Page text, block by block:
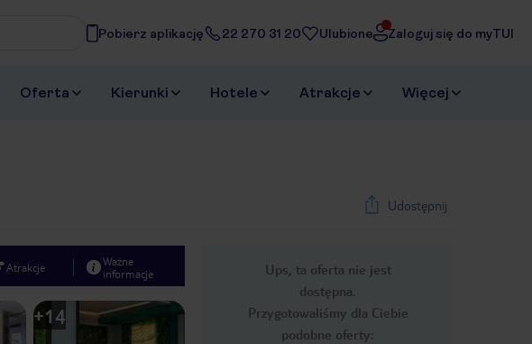
Pobierz aplikację 22 270 31 20 Ulubione Zaloguj się do myTUI
Oferta Kierunki Hotele Atrakcje Więcej
Udostępnij
Ups, ta oferta nie jest
dostępna.
Przygotowaliśmy dla Ciebie
podobne oferty:
Atrakcje
Ważne
informacje
Next slide
1/20
+14